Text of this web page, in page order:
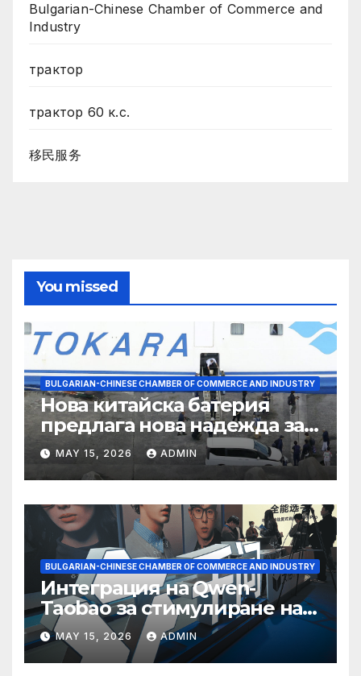
Bulgarian-Chinese Chamber of Commerce and
Industry
трактор
трактор 60 к.с.
移民服务
You missed
BULGARIAN-CHINESE CHAMBER OF COMMERCE AND INDUSTRY
Нова китайска батерия
предлага нова надежда за
съхранение на водород
MAY 15, 2026 ADMIN
BULGARIAN-CHINESE CHAMBER OF COMMERCE AND INDUSTRY
Интеграция на Qwen-
Taobao за стимулиране на
пазаруването 618
MAY 15, 2026 ADMIN